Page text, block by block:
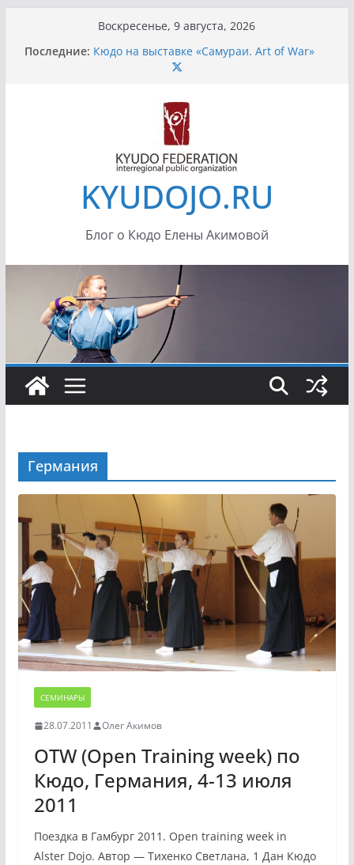
содержимому
Воскресенье, 9 августа, 2026
Последние: Кюдо на выставке «Самураи. Art of War»
Санкт-Петербург
Усилия при натяжении лука
Летний Кюдо сезон 2012
Семинар Ино Сенсея 7-8 июля 2012 в
Истре, додзе «Сейдокан»
KYUDOJO.RU
Блог о Кюдо Елены Акимовой
Германия
СЕМИНАРЫ
28.07.2011 Олег Акимов
OTW (Open Training week) по
Кюдо, Германия, 4-13 июля
2011
Поездка в Гамбург 2011. Open training week in
Alster Dojo. Автор — Тихенко Светлана, 1 Дан Кюдо